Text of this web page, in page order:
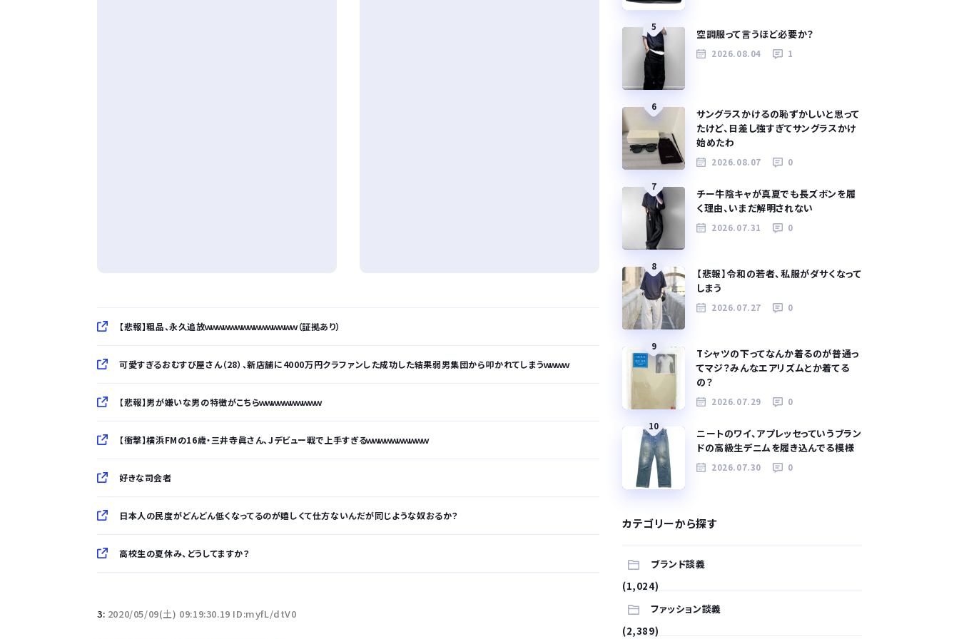
【悲報】粗品、永久追放ｗｗｗｗｗｗｗｗｗｗｗｗｗｗｗ（証拠あり）
可愛すぎるおむすび屋さん（28）、新店舗に4000万円クラファンした成功した結果弱男集団から叩かれてしまうｗｗｗｗ
【悲報】男が嫌いな男の特徴がこちらｗｗｗｗｗｗｗｗｗｗ
【衝撃】横浜FMの16歳・三井寺眞さん、Jデビュー戦で上手すぎるｗｗｗｗｗｗｗｗｗｗ
好きな司会者
日本人の民度がどんどん低くなってるのが嬉しくて仕方ないんだが同じような奴おるか？
高校生の夏休み、どうしてますか？
3: 2020/05/09(土) 09:19:30.19 ID:myfL/dtV0
5
空調服って言うほど必要か？
2026.08.04 1
6
サングラスかけるの恥ずかしいと思って
たけど、日差し強すぎてサングラスかけ
始めたわ
2026.08.07 0
7
チー牛陰キャが真夏でも長ズボンを履
く理由、いまだ解明されない
2026.07.31 0
8
【悲報】令和の若者、私服がダサくなって
しまう
2026.07.27 0
9
Tシャツの下ってなんか着るのが普通っ
てマジ？みんなエアリズムとか着てる
の？
2026.07.29 0
10
ニートのワイ、アプレッセっていうブラン
ドの高級生デニムを履き込んでる模様
2026.07.30 0
カテゴリーから探す
ブランド談義
(1,024)
ファッション談義
(2,389)